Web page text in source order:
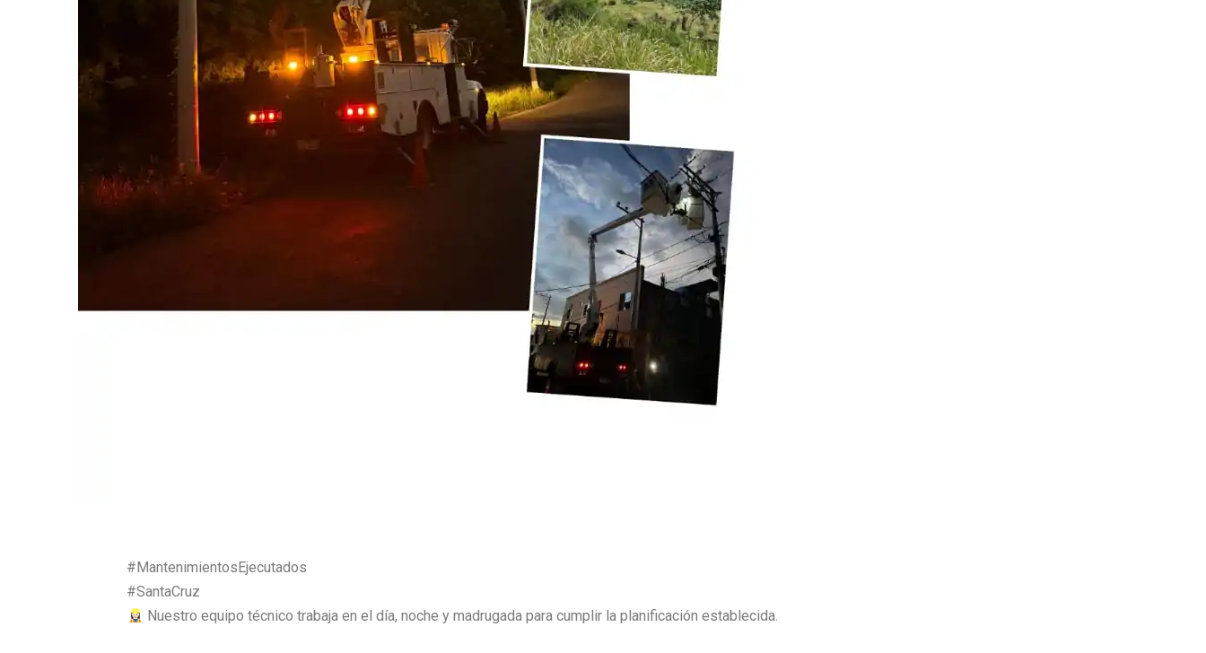
#MantenimientosEjecutados
#SantaCruz
Nuestro equipo técnico trabaja en el día, noche y madrugada para cumplir la planificación establecida.